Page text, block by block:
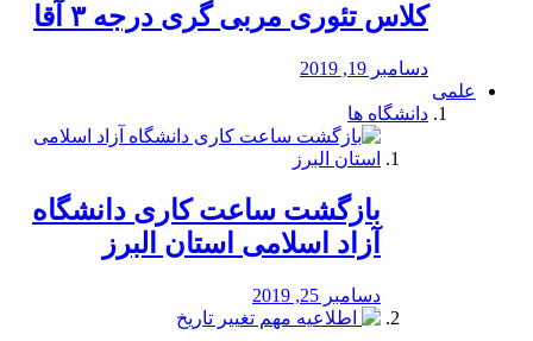
کلاس تئوری مربی گری درجه ۳ آقا
دسامبر 19, 2019
علمی
دانشگاه ها
بازگشت ساعت کاری دانشگاه
آزاد اسلامی استان البرز
دسامبر 25, 2019